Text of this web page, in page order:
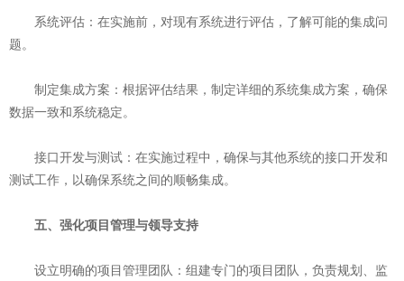
‌系统评估‌：在实施前，对现有系统进行评估，了解可能的集成问
题。
‌制定集成方案‌：根据评估结果，制定详细的系统集成方案，确保
数据一致和系统稳定。
‌接口开发与测试‌：在实施过程中，确保与其他系统的接口开发和
测试工作，以确保系统之间的顺畅集成。
五、强化项目管理与领导支持
‌设立明确的项目管理团队‌：组建专门的项目团队，负责规划、监